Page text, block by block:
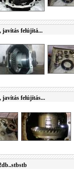
javítás felújítá...
felújítás...